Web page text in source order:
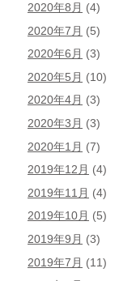
2020年8月 (4)
2020年7月 (5)
2020年6月 (3)
2020年5月 (10)
2020年4月 (3)
2020年3月 (3)
2020年1月 (7)
2019年12月 (4)
2019年11月 (4)
2019年10月 (5)
2019年9月 (3)
2019年7月 (11)